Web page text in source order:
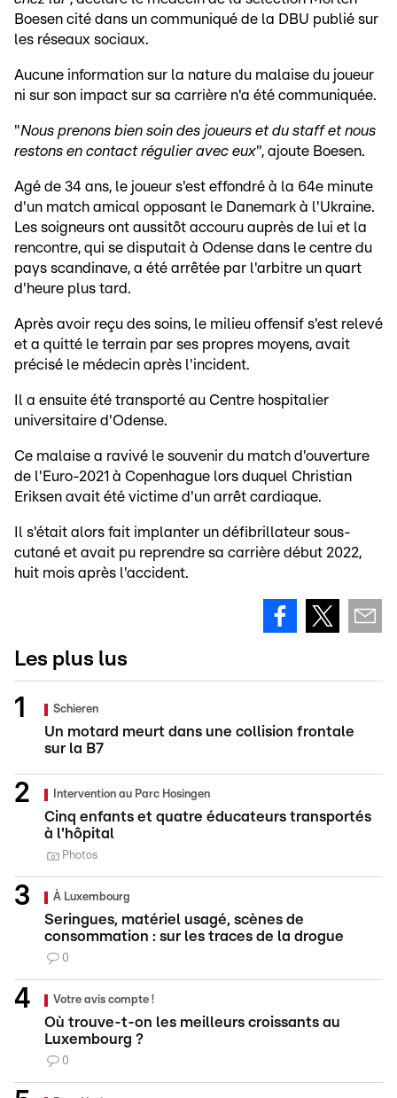
Boesen cité dans un communiqué de la DBU publié sur
les réseaux sociaux.
Aucune information sur la nature du malaise du joueur
ni sur son impact sur sa carrière n'a été communiquée.
"Nous prenons bien soin des joueurs et du staff et nous
restons en contact régulier avec eux", ajoute Boesen.
Agé de 34 ans, le joueur s'est effondré à la 64e minute
d'un match amical opposant le Danemark à l'Ukraine.
Les soigneurs ont aussitôt accouru auprès de lui et la
rencontre, qui se disputait à Odense dans le centre du
pays scandinave, a été arrêtée par l'arbitre un quart
d'heure plus tard.
Après avoir reçu des soins, le milieu offensif s'est relevé
et a quitté le terrain par ses propres moyens, avait
précisé le médecin après l'incident.
Il a ensuite été transporté au Centre hospitalier
universitaire d'Odense.
Ce malaise a ravivé le souvenir du match d'ouverture
de l'Euro-2021 à Copenhague lors duquel Christian
Eriksen avait été victime d'un arrêt cardiaque.
Il s'était alors fait implanter un défibrillateur sous-
cutané et avait pu reprendre sa carrière début 2022,
huit mois après l'accident.
Les plus lus
Schieren
Un motard meurt dans une collision frontale
sur la B7
Intervention au Parc Hosingen
Cinq enfants et quatre éducateurs transportés
à l'hôpital
Photos
À Luxembourg
Seringues, matériel usagé, scènes de
consommation : sur les traces de la drogue
0
Votre avis compte !
Où trouve-t-on les meilleurs croissants au
Luxembourg ?
0